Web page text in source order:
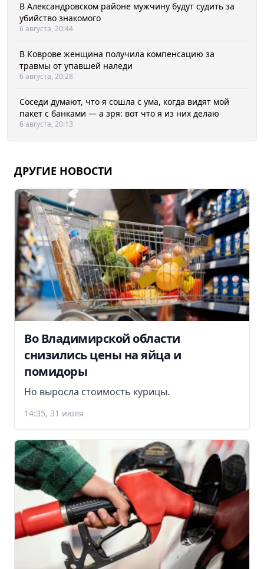
В Александровском районе мужчину будут судить за
убийство знакомого
6 августа, 20:44
В Коврове женщина получила компенсацию за
травмы от упавшей наледи
6 августа, 20:28
Соседи думают, что я сошла с ума, когда видят мой
пакет с банками — а зря: вот что я из них делаю
6 августа, 20:13
ДРУГИЕ НОВОСТИ
Во Владимирской области
снизились цены на яйца и
помидоры
Но выросла стоимость курицы.
14:35, 31 июля